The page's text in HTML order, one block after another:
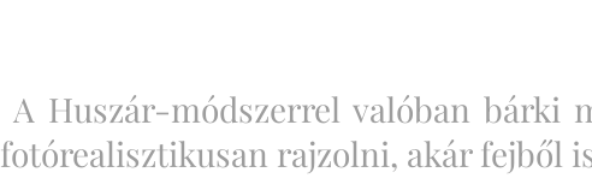
A Huszár-módszerrel valóban bárki
fotórealisztikusan rajzolni, akár fejből